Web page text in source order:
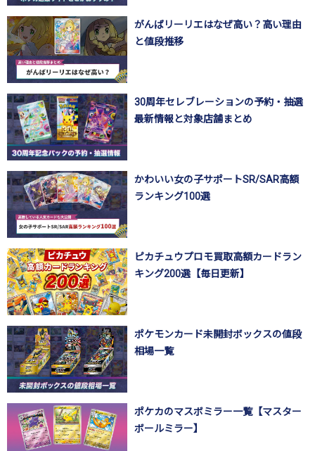
がんばリーリエはなぜ高い？高い理由
と値段推移
30周年セレブレーションの予約・抽選
最新情報と対象店舗まとめ
かわいい女の子サポートSR/SAR高額
ランキング100選
ピカチュウプロモ買取高額カードラン
キング200選【毎日更新】
ポケモンカード未開封ボックスの値段
相場一覧
ポケカのマスボミラー一覧【マスター
ボールミラー】